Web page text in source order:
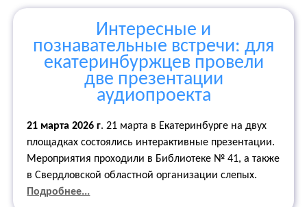
Интересные и
познавательные встречи: для
екатеринбуржцев провели
две презентации
аудиопроекта
21 марта 2026 г. 21 марта в Екатеринбурге на двух
площадках состоялись интерактивные презентации.
Мероприятия проходили в Библиотеке № 41, а также
в Свердловской областной организации слепых.
Подробнее...